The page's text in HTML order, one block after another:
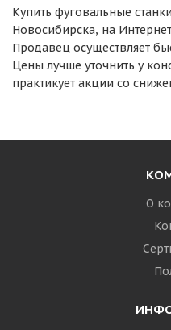
Купить фуговальные
Новосибирска, на
Продавец осуществляет
Цены лучше уточнить у
практикует акции со
О